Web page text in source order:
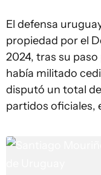
El defensa
propiedad por el
2024, tras su
había militado
disputó un total
partidos oficiales,